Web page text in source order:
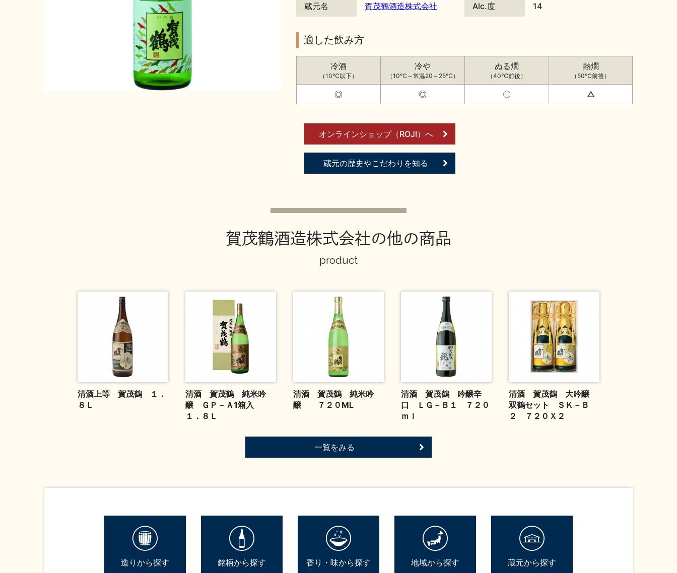
蔵元名 賀茂鶴酒造株式会社 Alc.度 14
適した飲み方
冷酒
（10℃以下）
冷や
（10℃～常温20～25℃）
ぬる燗
（40℃前後）
熱燗
（50℃前後）
◎ ◎ 〇 △
オンラインショップ（ROJI）へ
蔵元の歴史やこだわりを知る
賀茂鶴酒造株式会社の他の商品
product
清酒上等 賀茂鶴 １．
８Ｌ
清酒 賀茂鶴 純米吟
醸 ＧＰ－Ａ1箱入
１．８Ｌ
清酒 賀茂鶴 純米吟
醸 ７２０ML
清酒 賀茂鶴 吟醸辛
口 ＬＧ－Ｂ１ ７２０
ｍｌ
清酒 賀茂鶴 大吟醸
双鶴セット ＳＫ－Ｂ
２ ７２０Ｘ２
一覧をみる
造りから探す 銘柄から探す 香り・味から探す 地域から探す 蔵元から探す